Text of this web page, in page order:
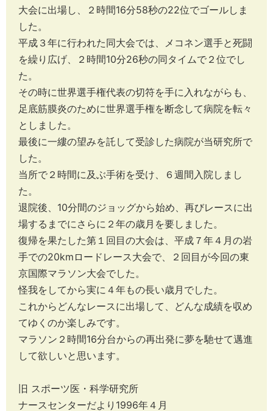
大会に出場し、２時間16分58秒の22位でゴールしま
した。
平成３年に行われた同大会では、メコネン選手と死闘
を繰り広げ、２時間10分26秒の同タイムで２位でし
た。
その時に世界選手権代表の切符を手に入れながらも、
足底筋膜炎のために世界選手権を断念して病院を転々
としました。
最後に一縷の望みを託して受診した病院が当研究所で
した。
当所で２時間に及ぶ手術を受け、６週間入院しまし
た。
退院後、10分間のジョッグから始め、再びレースに出
場するまでにさらに２年の歳月を要しました。
復帰を果たした第１回目の大会は、平成７年４月の岩
手での20kmロードレース大会で、２回目が今回の東
京国際マラソン大会でした。
怪我をしてから実に４年もの長い歳月でした。
これからどんなレースに出場して、どんな成績を収め
てゆくのか楽しみです。
マラソン２時間16分台からの再出発に夢を馳せて邁進
して欲しいと思います。
旧 スポーツ医・科学研究所
ナースセンターだより1996年４月